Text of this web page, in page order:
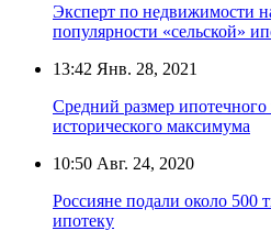
Эксперт по недвижимости
популярности «сельской»
13:42 Янв. 28, 2021
Средний размер ипотечного
исторического максимума
10:50 Авг. 24, 2020
Россияне подали около 500
ипотеку